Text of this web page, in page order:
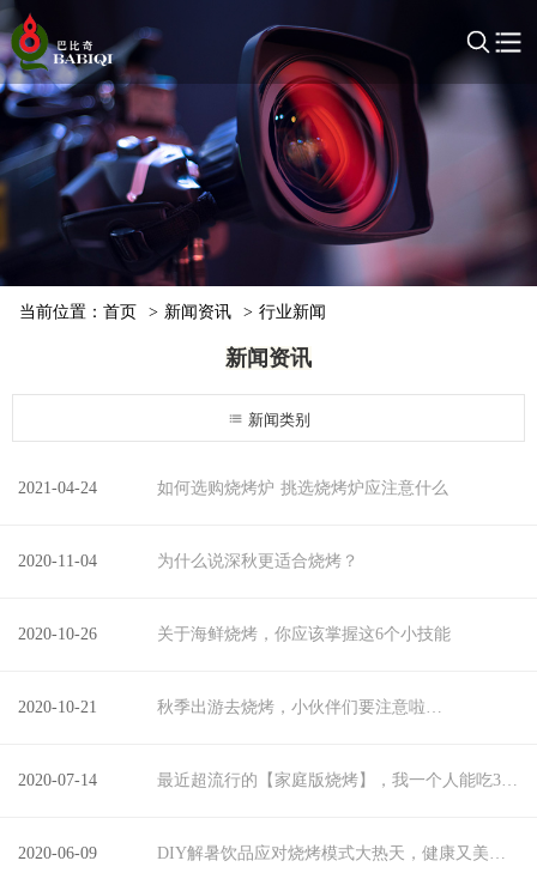
当前位置： 首页 > 新闻资讯 > 行业新闻
新闻资讯
新闻类别
2021-04-24 如何选购烧烤炉 挑选烧烤炉应注意什么
2020-11-04 为什么说深秋更适合烧烤？
2020-10-26 关于海鲜烧烤，你应该掌握这6个小技能
2020-10-21 秋季出游去烧烤，小伙伴们要注意啦…
2020-07-14 最近超流行的【家庭版烧烤】，我一个人能吃3大
2020-06-09 DIY解暑饮品应对烧烤模式大热天，健康又美味！